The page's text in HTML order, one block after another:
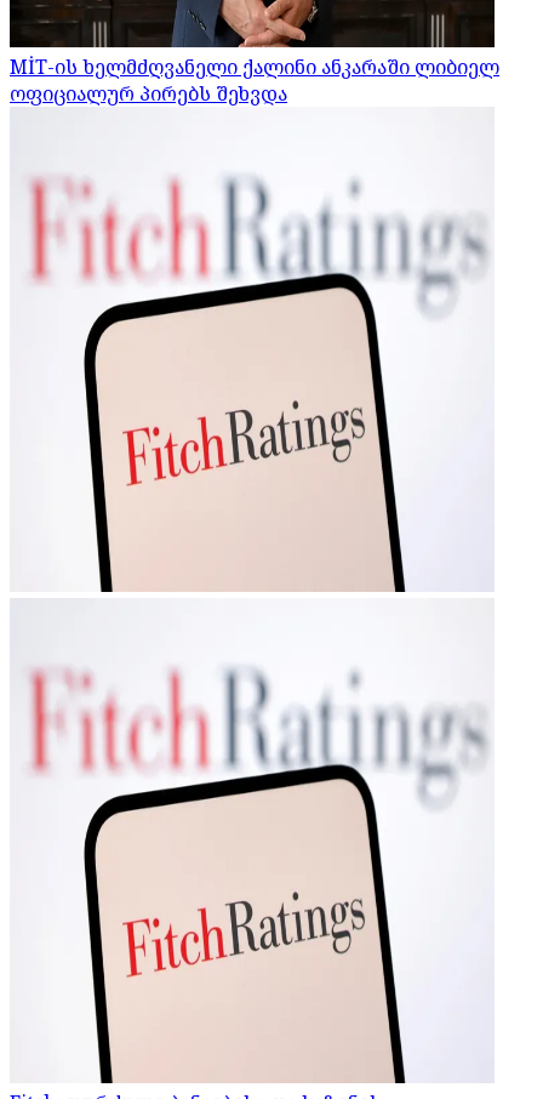
MİT-ის ხელმძღვანელი ქალინი ანკარაში ლიბიელ
ოფიციალურ პირებს შეხვდა